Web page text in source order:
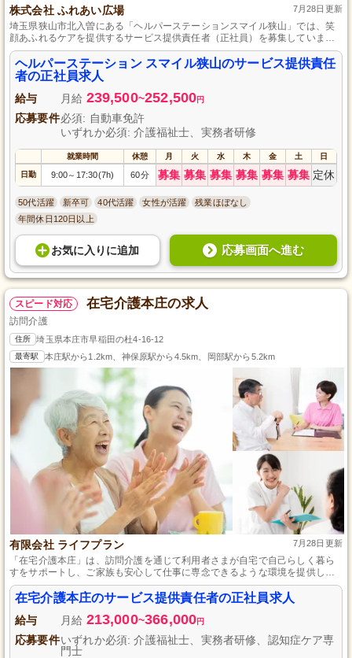
株式会社 ふれあい広場 7月28日更新
埼玉県狭山市北入曽にある「ヘルパーステーションスマイル狭山」では、笑
顔あふれるケアを提供するサービス提供責任者（正社員）を募集していま
す。あなたの介護福祉士、自動車免許、実務者研修などの資格と経験を活か
し、地域の利用者様の日常に笑顔をもたらすやりがいのある仕事です。経験
豊かな先輩スタッフのサポートもあるので、安心してキャリアアップを目指
せる環境です。心温まる職場で、利用者様一人ひとりに寄り添ったケアを提
供しませんか？
ヘルパーステーション スマイル狭山のサービス提供責任
者の正社員求人
給与 月給 239,500~252,500円
応募要件必須: 自動車免許
いずれか必須: 介護福祉士、実務者研修
就業時間 休憩 月 火 水 木 金 土 日
日勤 9:00～ 17:30(7h) 60分 募集 募集 募集 募集 募集 募集 定休
50代活躍 新卒可 40代活躍 女性が活躍
残業ほぼなし
年間休日120日以上
お気に入り に追加 応募画面へ進む
スピード対応 在宅介護本庄の求人
訪問介護
住所 埼玉県本庄市早稲田の杜4-16-12
最寄駅 本庄駅から1.2km、神保原駅から4.5km、岡部駅から5.2km
有限会社 ライフプラン 7月28日更新
「在宅介護本庄」は、訪問介護を通じて利用者さまが自宅で自己らしく暮ら
すをサポートし、ご家族も安心して仕事に専念できるような環境を提供して
います。”一対一”のケアで相手の思いを尊重し、利用者さまに寄り添った対応
を心掛けており、実務未経験者や子育て中の方でも働きやすい環境と教育体
制を整え、定休日も土日となっており、立地も通勤しやすい深谷駅近くで
す。
在宅介護本庄のサービス提供責任者の正社員求人
給与 月給 213,000~366,000円
応募要件いずれか必須: 介護福祉士、実務者研修、認知症ケア専
門士